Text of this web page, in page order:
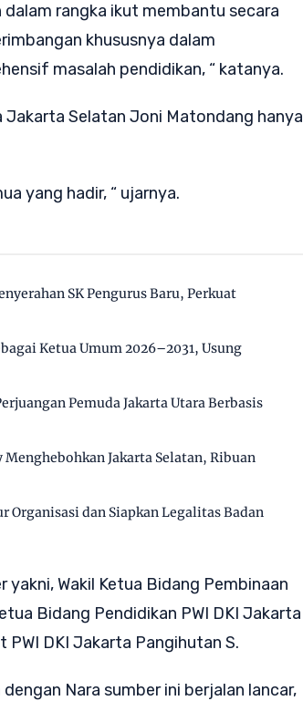
dalam rangka ikut membantu secara
khususnya dalam
masalah pendidikan, “ katanya.
Jakarta Selatan Joni Matondang hanya
yang hadir, “ ujarnya.
SK Pengurus Baru, Perkuat
Ketua Umum 2026–2031, Usung
Pemuda Jakarta Utara Berbasis
Jakarta Selatan, Ribuan
dan Siapkan Legalitas Badan
Wakil Ketua Bidang Pembinaan
Bidang Pendidikan PWI DKI Jakarta
PWI DKI Jakarta Pangihutan S.
Nara sumber ini berjalan lancar,